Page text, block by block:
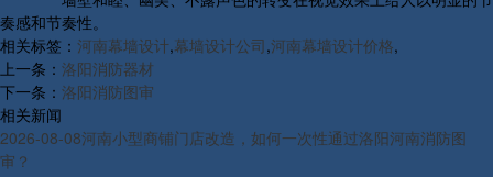
奏感和节奏性。
相关标签： 河南幕墙设计,幕墙设计公司,河南幕墙设计价格,
上一条： 洛阳消防器材
下一条： 洛阳消防图审
相关新闻
2026-08-08河南小型商铺门店改造，如何一次性通过洛阳河南消防图
审？